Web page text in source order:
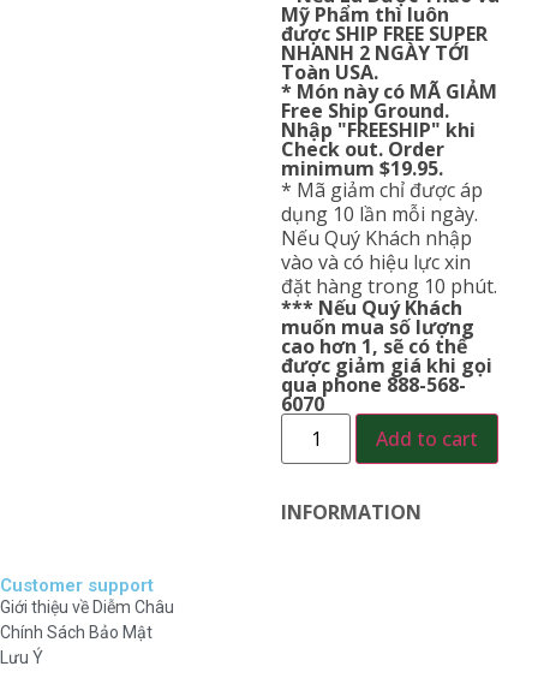
Mỹ Phẩm thì luôn
được SHIP FREE SUPER
NHANH 2 NGÀY TỚI
Toàn USA.
* Món này có MÃ GIẢM
Free Ship Ground.
Nhập "FREESHIP" khi
Check out. Order
minimum $19.95.
* Mã giảm chỉ được áp
dụng 10 lần mỗi ngày.
Nếu Quý Khách nhập
vào và có hiệu lực xin
đặt hàng trong 10 phút.
*** Nếu Quý Khách
muốn mua số lượng
cao hơn 1, sẽ có thể
được giảm giá khi gọi
qua phone 888-568-
6070
Add to cart
INFORMATION
Customer support
Giới thiệu về Diễm Châu
Chính Sách Bảo Mật
Lưu Ý